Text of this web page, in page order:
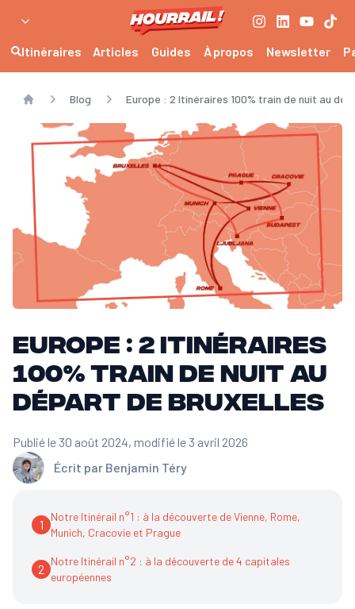
Itinéraires Articles Guides À propos Newsletter
Home
Blog Europe : 2 Itinéraires 100% train de nuit au
Europe : 2 Itinéraires
100% train de nuit au
départ de Bruxelles
Écrit par Benjamin Téry
Publié le 30 août 2024, modifié le 3 avril 2026
1
Notre Itinérail n°1 : à la découverte de Vienne, Rome,
Munich, Cracovie et Prague
2
Notre Itinérail n°2 : à la découverte de 4 capitales
européennes